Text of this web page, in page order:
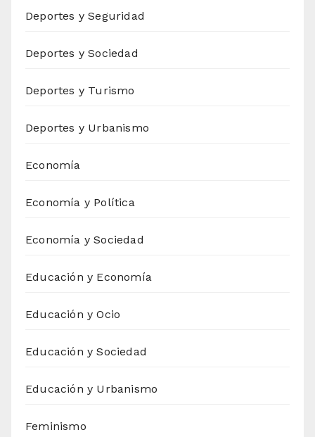
Deportes y Seguridad
Deportes y Sociedad
Deportes y Turismo
Deportes y Urbanismo
Economía
Economía y Política
Economía y Sociedad
Educación y Economía
Educación y Ocio
Educación y Sociedad
Educación y Urbanismo
Feminismo